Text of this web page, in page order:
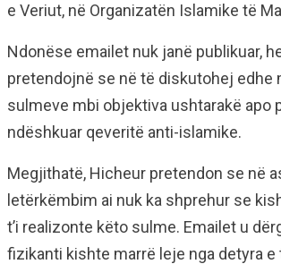
e Veriut, në Organizatën Islamike të
Ndonëse emailet nuk janë publikuar,
pretendojnë se në të diskutohej edhe
sulmeve mbi objektiva ushtarakë apo
ndëshkuar qeveritë anti-islamike.
Megjithatë, Hicheur pretendon se në
letërkëmbim ai nuk ka shprehur se
t’i realizonte këto sulme. Emailet u
fizikanti kishte marrë leje nga detyra